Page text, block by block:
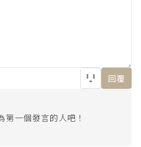
回覆
第一個發言的人吧！